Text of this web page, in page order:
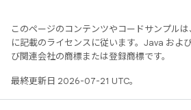
このページのコンテンツやコードサンプルは
に記載のライセンスに従います。Java およ
び関連会社の商標または登録商標です。
最終更新日 2026-07-21 UTC。